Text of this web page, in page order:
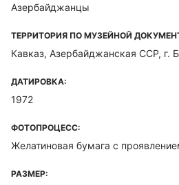
Азербайджанцы
ТЕРРИТОРИЯ ПО МУЗЕЙНОЙ
Кавказ, Азербайджанская ССР, г.
ДАТИРОВКА:
1972
ФОТОПРОЦЕСС:
Желатиновая бумага с
РАЗМЕР: